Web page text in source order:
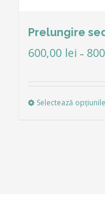
Prelungire
600,00 lei –
Selectează opțiunile